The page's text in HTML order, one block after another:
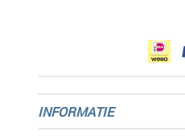
INFORMATIE